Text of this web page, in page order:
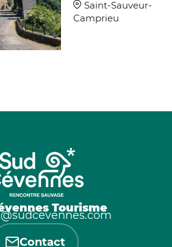
Saint-Sauveur-
Camprieu
Tourisme
Contact